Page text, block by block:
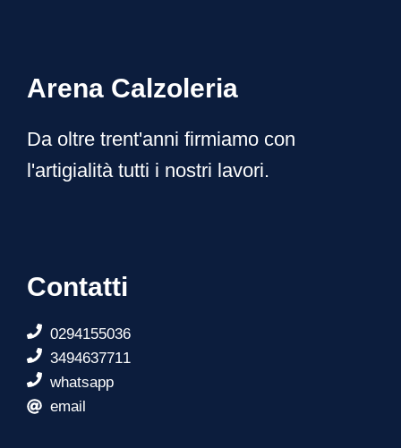
Arena Calzoleria
Da oltre trent'anni firmiamo con
l'artigialità tutti i nostri lavori.
Contatti
0294155036
3494637711
whatsapp
email